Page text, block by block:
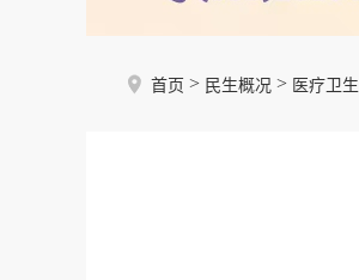
首页 > 民生概况 > 医疗卫生